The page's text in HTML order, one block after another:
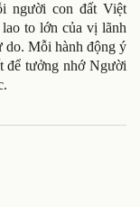
người con đất Việt
to lớn của vị lãnh
do. Mỗi hành động ý
để tưởng nhớ Người